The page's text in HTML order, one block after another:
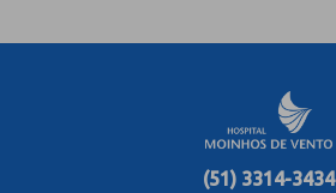
(51) 3314-3434